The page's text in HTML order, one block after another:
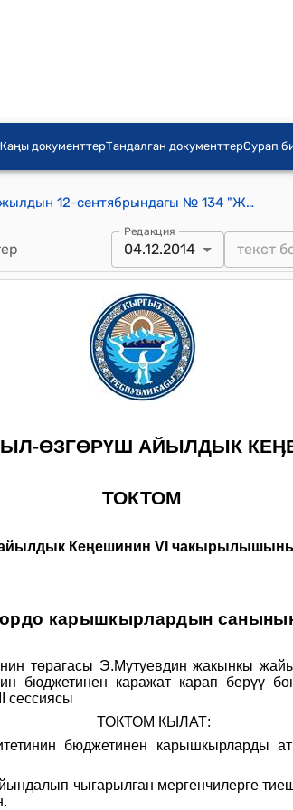
документтерТандалган документтерСурап
Кызыл-Өзгөрүш айылдык кеңешинин 2014-жылдын 12-сентябрындагы № 134 "Жакынкы жайытта жана кыштоолордо карышкырлардын санынын көбөйүшүн кыскартуу жөнүндө" токтому
Редакция
04.12.2014